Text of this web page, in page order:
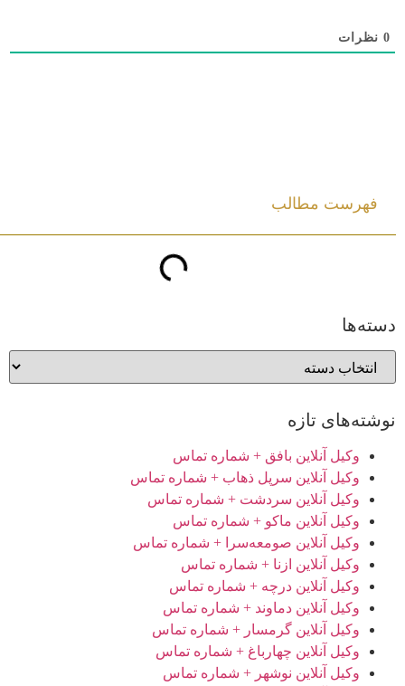
0 نظرات
فهرست مطالب
دسته‌ها
نوشته‌های تازه
وکیل آنلاین بافق + شماره تماس
وکیل آنلاین سرپل ذهاب + شماره تماس
وکیل آنلاین سردشت + شماره تماس
وکیل آنلاین ماکو + شماره تماس
وکیل آنلاین صومعه‌سرا + شماره تماس
وکیل آنلاین ازنا + شماره تماس
وکیل آنلاین درچه + شماره تماس
وکیل آنلاین دماوند + شماره تماس
وکیل آنلاین گرمسار + شماره تماس
وکیل آنلاین چهارباغ + شماره تماس
وکیل آنلاین نوشهر + شماره تماس